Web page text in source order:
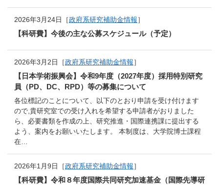
2026年3月24日［政府系研究補助金情報］
【科研費】今後の主な公募スケジュール（予定）
2026年3月2日［政府系研究補助金情報］
【日本学術振興会】令和9年度（2027年度）採用特別研究
員（PD、DC、RPD）等の募集について
各位標記のことについて、以下のとおり申請を受け付けます
ので,貴研究室での受け入れを希望する申請者がおりました
ら、必要書類を作成の上、研究推進・国際連携課に提出する
よう、案内をお願いいたします。 本制度は、大学院博士課程
在…
2026年1月9日［政府系研究補助金情報］
【科研費】令和８年度国際共同研究加速基金（国際先導研